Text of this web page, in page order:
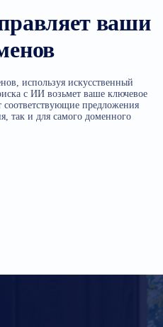
ваши
используя искусственный
с ИИ возьмет ваше ключевое
соответствующие предложения
так и для самого доменного